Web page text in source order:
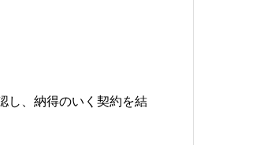
し、納得のいく契約を結